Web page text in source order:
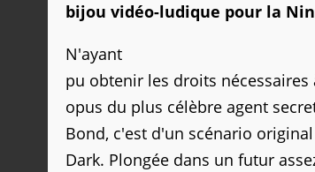
bijou vidéo-ludique pour la
N'ayant
pu obtenir les droits
opus du plus célèbre agent
Bond, c'est d'un scénario
Dark. Plongée dans un futur